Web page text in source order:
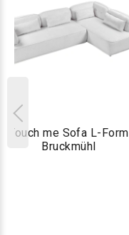
Touch me Sofa L-Form
Bruckmühl